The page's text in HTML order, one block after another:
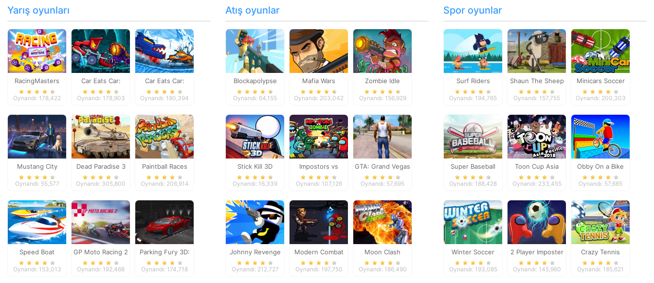
Yarış oyunları
RacingMasters
Oynandı: 178,422
Car Eats Car:
Dungeon
Oynandı: 178,903
Car Eats Car:
Winter Adventure
Oynandı: 180,394
Mustang City
Driver
Oynandı: 55,577
Dead Paradise 3
Oynandı: 305,800
Paintball Races
Oynandı: 206,914
Speed Boat
Extreme Racing
Oynandı: 153,013
GP Moto Racing 2
Oynandı: 192,468
Parking Fury 3D:
Night Thief
Oynandı: 174,718
Atış oyunlar
Blockapolypse
Zombie Shooter
Oynandı: 64,155
Mafia Wars
Oynandı: 203,042
Zombie Idle
Defense Online
Oynandı: 156,929
Stick Kill 3D
Oynandı: 16,339
Impostors vs
Zombies: Survival
Oynandı: 107,126
GTA: Grand Vegas
Crime
Oynandı: 57,695
Johnny Revenge
Oynandı: 212,727
Modern Combat
Defense
Oynandı: 197,750
Moon Clash
Heroes
Oynandı: 186,490
Spor oyunlar
Surf Riders
Oynandı: 194,765
Shaun The Sheep
Baahmy Golf
Oynandı: 157,755
Minicars Soccer
Oynandı: 200,303
Super Baseball
Oynandı: 188,428
Toon Cup Asia
Pacific 2018
Oynandı: 233,455
Obby On a Bike
Oynandı: 57,685
Winter Soccer
Oynandı: 193,085
2 Player Imposter
Soccer
Oynandı: 145,960
Crazy Tennis
Oynandı: 185,621